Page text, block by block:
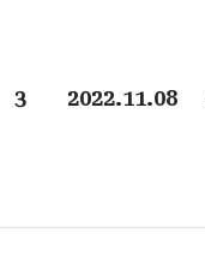
3 2022.11.08